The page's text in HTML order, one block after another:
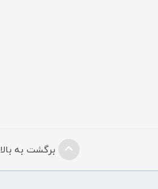
برگشت به بالا